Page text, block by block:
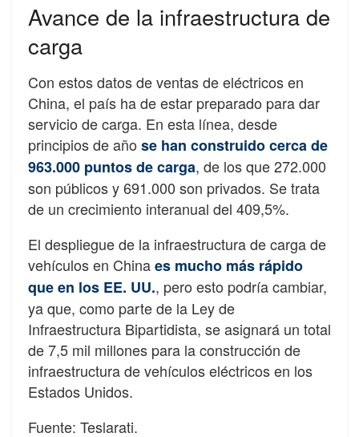
Avance de la infraestructura de
carga
Con estos datos de ventas de eléctricos en
China, el país ha de estar preparado para dar
servicio de carga. En esta línea, desde
principios de año se han construido cerca de
963.000 puntos de carga, de los que 272.000
son públicos y 691.000 son privados. Se trata
de un crecimiento interanual del 409,5%.
El despliegue de la infraestructura de carga de
vehículos en Chinaes mucho más rápido
que en los EE. UU., pero esto podría cambiar,
ya que, como parte de la Ley de
Infraestructura Bipartidista, se asignará un total
de 7,5 mil millones para la construcción de
infraestructura de vehículos eléctricos en los
Estados Unidos.
Fuente: Teslarati.